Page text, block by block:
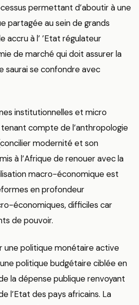
permettant d’aboutir à une
partagée au sein de grands
accru à l’ ’Etat régulateur
de marché qui doit assurer la
saurai se confondre avec
institutionnelles et micro
compte de l’anthropologie
modernité et son
à l’Afrique de renouer avec la
macro-économique est
en profondeur
économiques, difficiles car
de pouvoir.
une politique monétaire active
politique budgétaire ciblée en
la dépense publique renvoyant
l’Etat des pays africains. La